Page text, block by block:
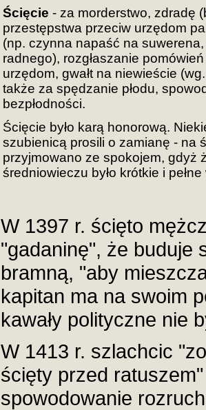
Ścięcie - za morderstwo, zdradę
przestępstwa przeciw urzędom
(np. czynna napaść na
radnego), rozgłaszanie
urzędom, gwałt na niewieście
także za spędzanie płodu,
bezpłodności.
Ścięcie było karą honorową.
szubienicą prosili o zamianę - na
przyjmowano ze spokojem, gdyż
średniowieczu było krótkie i
W 1397 r. ścięto
"gadaninę", że buduje
bramną, "aby
kapitan ma na swoim
kawały polityczne nie
W 1413 r. szlachcic
ścięty przed
spowodowanie